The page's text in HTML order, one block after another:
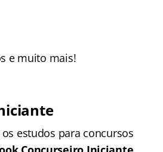
e muito mais!
estudos para concursos